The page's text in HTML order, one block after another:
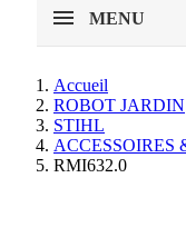
MENU
Accueil
ROBOT JARDIN
STIHL
ACCESSOIRES
RMI632.0